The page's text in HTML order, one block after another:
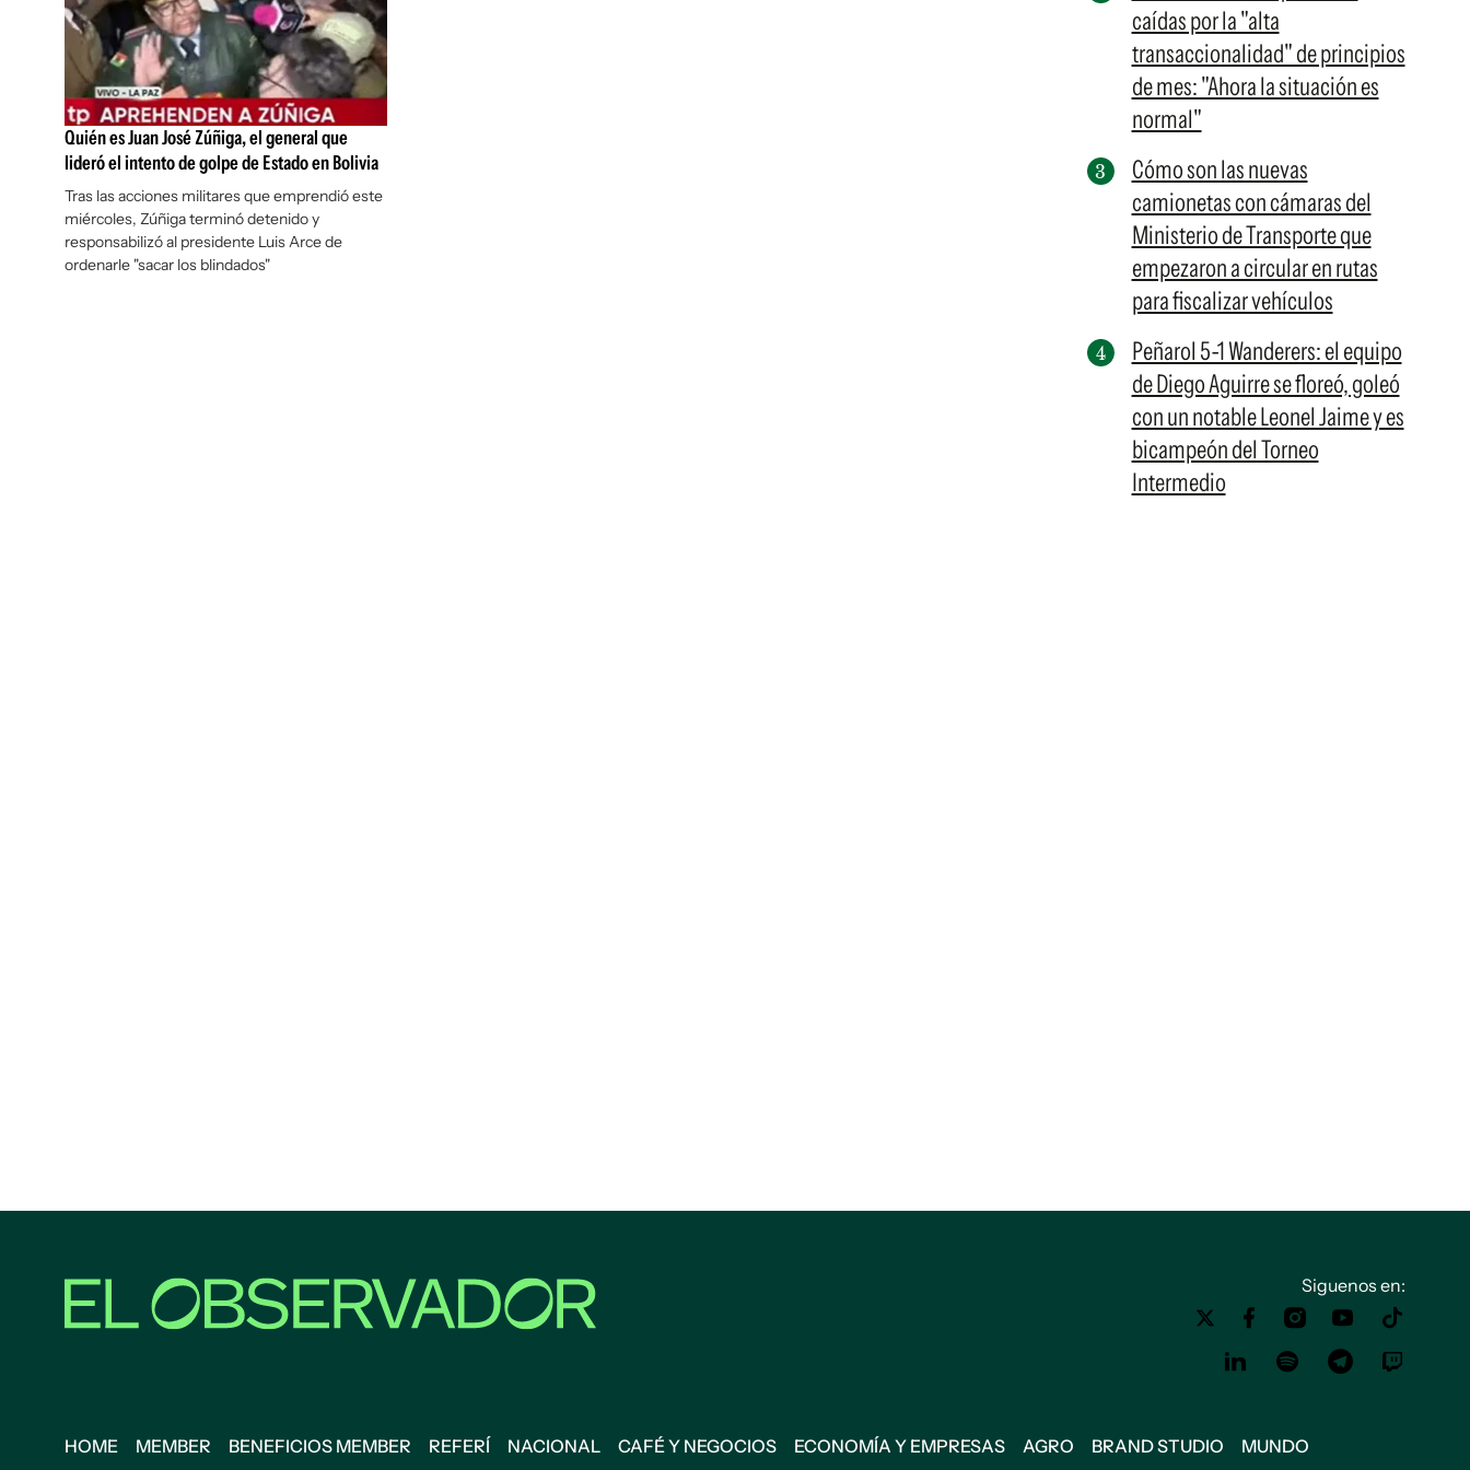
Quién es Juan José Zúñiga, el general que
lideró el intento de golpe de Estado en Bolivia
Tras las acciones militares que emprendió este
miércoles, Zúñiga terminó detenido y
responsabilizó al presidente Luis Arce de
ordenarle "sacar los blindados"
caídas por la "alta
transaccionalidad" de principios
de mes: "Ahora la situación es
normal"
Cómo son las nuevas
camionetas con cámaras del
Ministerio de Transporte que
empezaron a circular en rutas
para fiscalizar vehículos
Peñarol 5-1 Wanderers: el equipo
de Diego Aguirre se floreó, goleó
con un notable Leonel Jaime y es
bicampeón del Torneo
Intermedio
Siguenos en:
HOME MEMBER BENEFICIOS MEMBER REFERÍ NACIONAL CAFÉ Y NEGOCIOS ECONOMÍA Y EMPRESAS AGRO BRAND STUDIO MUNDO